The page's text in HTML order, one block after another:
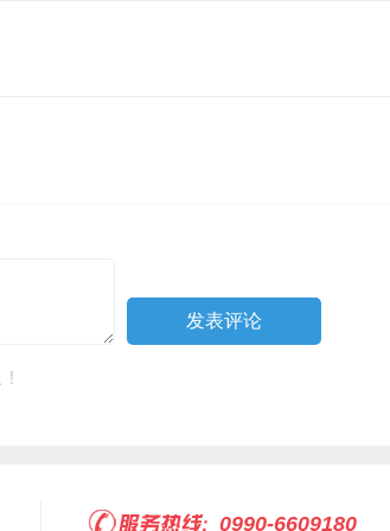
0990-6609180